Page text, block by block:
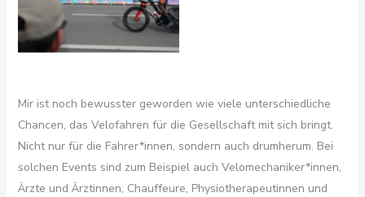
Mir ist noch bewusster geworden wie viele unterschiedliche
Chancen, das Velofahren für die Gesellschaft mit sich bringt.
Nicht nur für die Fahrer*innen, sondern auch drumherum. Bei
solchen Events sind zum Beispiel auch Velomechaniker*innen,
Ärzte und Ärztinnen, Chauffeure, Physiotherapeutinnen und